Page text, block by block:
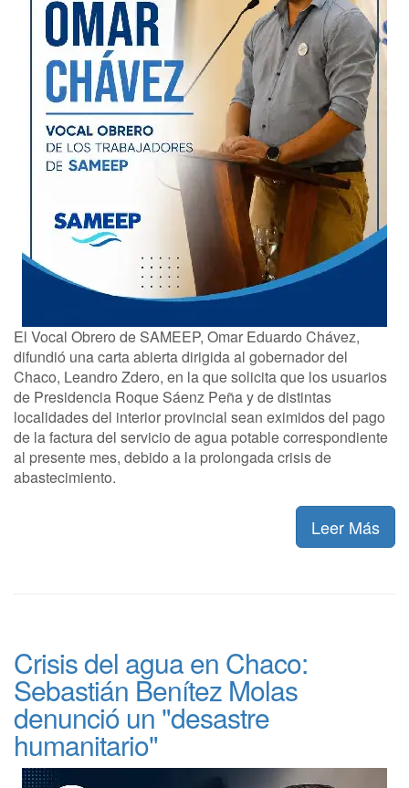
El Vocal Obrero de SAMEEP, Omar Eduardo Chávez,
difundió una carta abierta dirigida al gobernador del
Chaco, Leandro Zdero, en la que solicita que los usuarios
de Presidencia Roque Sáenz Peña y de distintas
localidades del interior provincial sean eximidos del pago
de la factura del servicio de agua potable correspondiente
al presente mes, debido a la prolongada crisis de
abastecimiento.
Leer Más
Crisis del agua en Chaco:
Sebastián Benítez Molas
denunció un "desastre
humanitario"